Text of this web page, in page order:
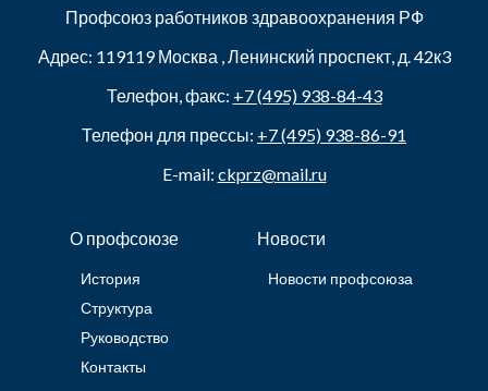
Профсоюз работников здравоохранения РФ
Адрес: 119119Москва ,Ленинский проспект, д. 42к3
Телефон, факс: +7 (495) 938-84-43
Телефон для прессы: +7 (495) 938-86-91
E-mail: ckprz@mail.ru
О профсоюзе
История
Структура
Руководство
Контакты
Новости
Новости профсоюза